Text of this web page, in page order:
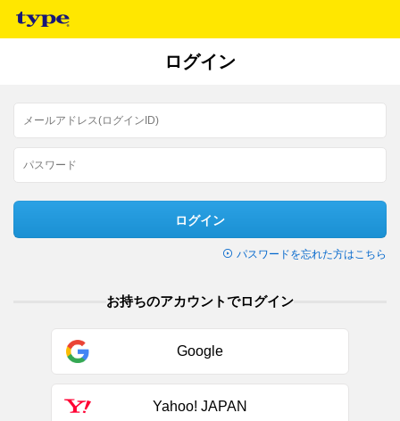
ログイン
ログイン
パスワードを忘れた方はこちら
お持ちのアカウントでログイン
Google
Yahoo! JAPAN